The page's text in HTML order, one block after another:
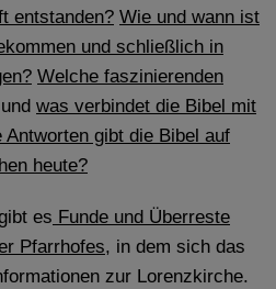
für die Auswertung der
gespeicherten Daten werden
Servern gespeichert. Eine
Wir verwenden die Funktion
Ihrer IP-Adresse, so dass diese gekürzt
auf unserer Internetseite zugeordnet
Datenschutzmodus. Dieser Modus
keine Informationen über die
bevor diese sich das Video
entstanden? Wie und wann ist
und schließlich in
Welche faszinierenden
und was verbindet die Bibel mit
Antworten gibt die Bibel auf
heute?
es Funde und Überreste
Pfarrhofes, in dem sich das
zur Lorenzkirche.